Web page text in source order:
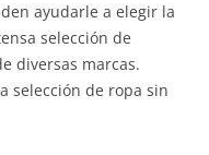
ayudarle a elegir la
selección de
diversas marcas.
selección de ropa sin